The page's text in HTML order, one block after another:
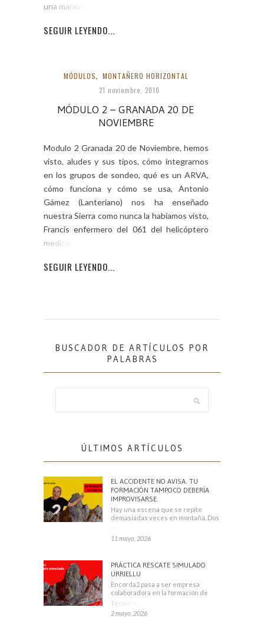
una maravillosa voz
SEGUIR LEYENDO...
MÓDULOS, MONTAÑERO HORIZONTAL
21 noviembre, 2010
MÓDULO 2 – GRANADA 20 DE
NOVIEMBRE
Modulo 2 Granada 20 de Noviembre, hemos
visto, aludes y sus tipos, cómo integrarnos
en los grupos de sondeo, qué es un ARVA,
cómo funciona y cómo se usa, Antonio
Gámez (Lanteriano) nos ha enseñado
nuestra Sierra como nunca la habíamos visto,
Francis enfermero del 061 del helicóptero
medicalizado en
SEGUIR LEYENDO...
BUSCADOR DE ARTÍCULOS POR
PALABRAS
ÚLTIMOS ARTÍCULOS
EL ACCIDENTE NO AVISA. TU
FORMACIÓN TAMPOCO DEBERÍA
IMPROVISARSE.
Hay una escena que se repite
demasiadas veces en montaña. Dos
11 mayo, 2026
PRÁCTICA RESCATE SIMULADO
URRIELLU
Encorda2 pasa a ser empresa
colaboradora en la formación de
Técnicos Deportivos
2 mayo, 2026